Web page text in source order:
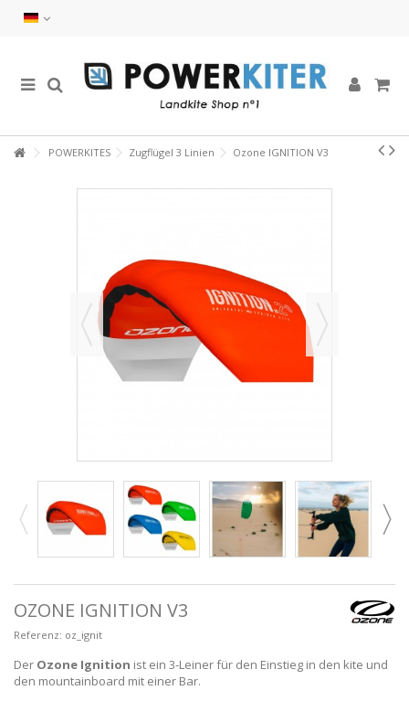
POWERKITES Zugflügel 3 Linien Ozone IGNITION V3
OZONE IGNITION V3
Referenz: oz_ignit
Der Ozone Ignition ist ein 3-Leiner für den Einstieg in den kite und
den mountainboard mit einer Bar.